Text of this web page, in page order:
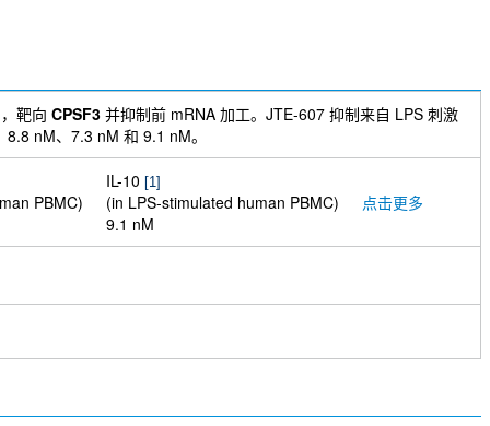
靶向 CPSF3 并抑制前 mRNA 加工。JTE-607 抑制来自 LPS 刺激
nM、7.3 nM 和 9.1 nM。
PBMC)
IL-10 [1]
(in LPS-stimulated human PBMC)
点击更多
9.1 nM